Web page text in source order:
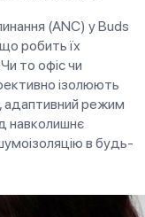
(ANC) у Buds
робить їх
то офіс чи
ізолюють
адаптивний режим
навколишнє
в будь-